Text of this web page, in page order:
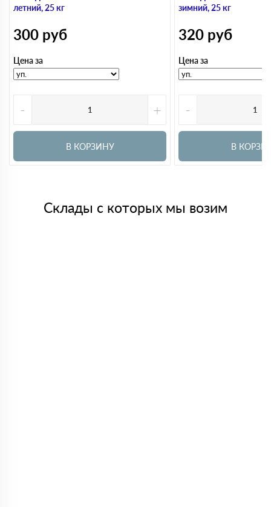
летний, 25 кг
300 руб
Цена за
- +
В КОРЗИНУ
зимний, 25 кг
320 руб
Цена за
-
В
Склады с которых мы возим